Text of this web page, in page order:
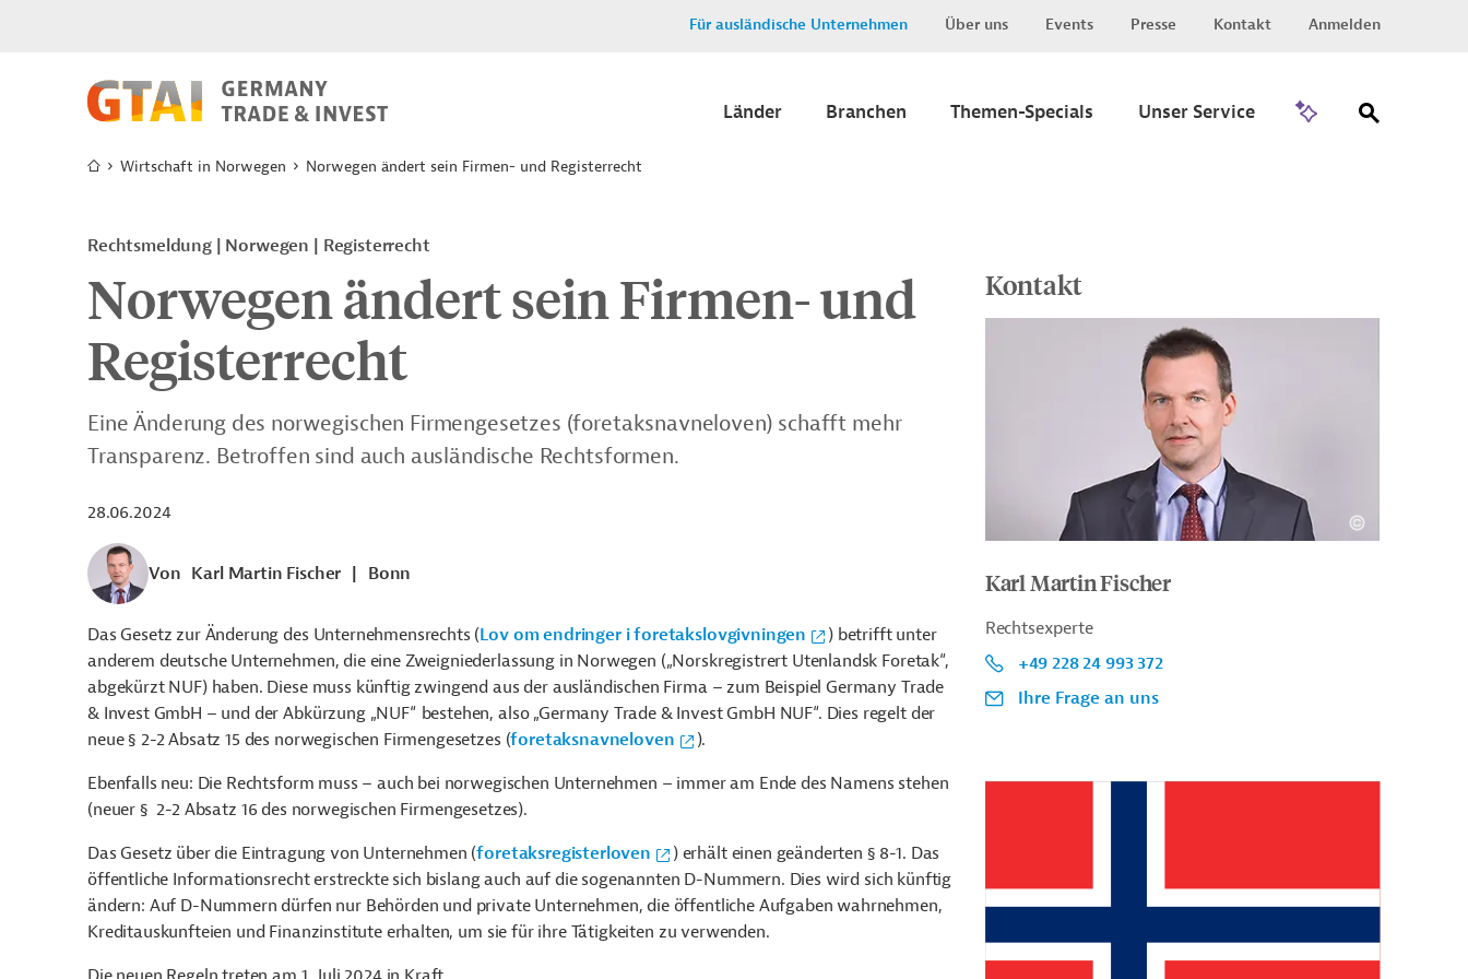
Für ausländische Unternehmen Über uns Events Presse Kontakt Anmelden
Länder Branchen Themen-Specials Unser Service
Wirtschaft in Norwegen Norwegen ändert sein Firmen- und Registerrecht
Rechtsmeldung Norwegen Registerrecht
Norwegen ändert sein Firmen- und
Registerrecht
Eine Änderung des norwegischen Firmengesetzes (foretaksnavneloven) schafft mehr
Transparenz. Betroffen sind auch ausländische Rechtsformen.
28.06.2024
Von Karl Martin Fischer Bonn
Das Gesetz zur Änderung des Unternehmensrechts (Lov om endringer i foretakslovgivningen
) betrifft unter
anderem deutsche Unternehmen, die eine Zweigniederlassung in Norwegen („Norskregistrert Utenlandsk Foretak“,
abgekürzt NUF) haben. Diese muss künftig zwingend aus der ausländischen Firma – zum Beispiel Germany Trade
& Invest GmbH – und der Abkürzung „NUF“ bestehen, also „Germany Trade & Invest GmbH NUF“. Dies regelt der
neue § 2-2 Absatz 15 des norwegischen Firmengesetzes (foretaksnavneloven
).
Ebenfalls neu: Die Rechtsform muss – auch bei norwegischen Unternehmen – immer am Ende des Namens stehen
(neuer § 2-2 Absatz 16 des norwegischen Firmengesetzes).
Das Gesetz über die Eintragung von Unternehmen (foretaksregisterloven
) erhält einen geänderten § 8-1. Das
öffentliche Informationsrecht erstreckte sich bislang auch auf die sogenannten D-Nummern. Dies wird sich künftig
ändern: Auf D-Nummern dürfen nur Behörden und private Unternehmen, die öffentliche Aufgaben wahrnehmen,
Kreditauskunfteien und Finanzinstitute erhalten, um sie für ihre Tätigkeiten zu verwenden.
Kontakt
Karl Martin Fischer
Rechtsexperte
+49 228 24 993 372
Ihre Frage an uns